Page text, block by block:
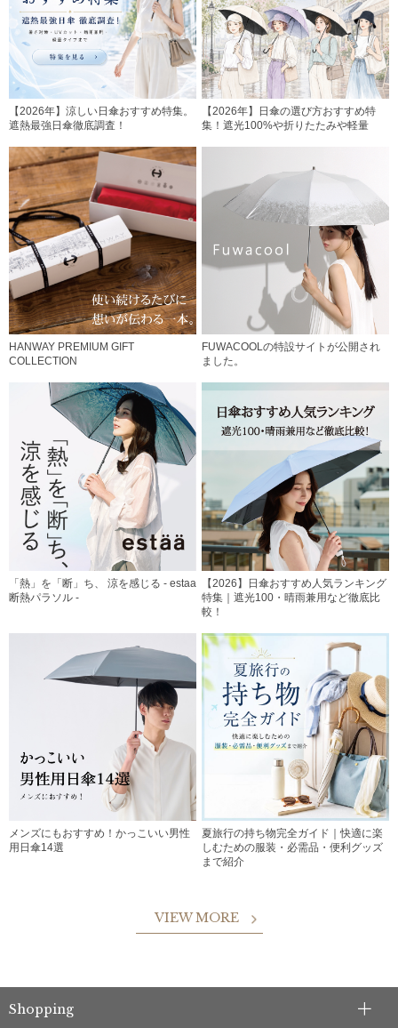
【2026年】涼しい日傘おすすめ特集。
遮熱最強日傘徹底調査！
【2026年】日傘の選び方おすすめ特
集！遮光100%や折りたたみや軽量
HANWAY PREMIUM GIFT
COLLECTION
FUWACOOLの特設サイトが公開され
ました。
「熱」を「断」ち、 涼を感じる - estaa
断熱パラソル -
【2026】日傘おすすめ人気ランキング
特集｜遮光100・晴雨兼用など徹底比
較！
メンズにもおすすめ！かっこいい男性
用日傘14選
夏旅行の持ち物完全ガイド｜快適に楽
しむための服装・必需品・便利グッズ
まで紹介
VIEW MORE
Shopping